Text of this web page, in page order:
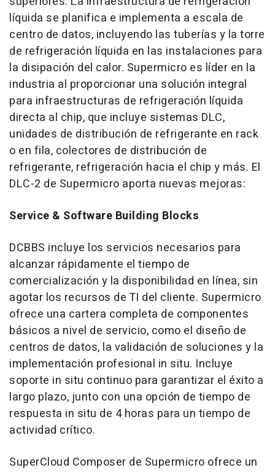
líquida se planifica e implementa a escala de
centro de datos, incluyendo las tuberías y la torre
de refrigeración líquida en las instalaciones para
la disipación del calor. Supermicro es líder en la
industria al proporcionar una solución integral
para infraestructuras de refrigeración líquida
directa al chip, que incluye sistemas DLC,
unidades de distribución de refrigerante en rack
o en fila, colectores de distribución de
refrigerante, refrigeración hacia el chip y más. El
DLC-2 de Supermicro aporta nuevas mejoras:
Service & Software Building Blocks
DCBBS incluye los servicios necesarios para
alcanzar rápidamente el tiempo de
comercialización y la disponibilidad en línea, sin
agotar los recursos de TI del cliente. Supermicro
ofrece una cartera completa de componentes
básicos a nivel de servicio, como el diseño de
centros de datos, la validación de soluciones y la
implementación profesional in situ. Incluye
soporte in situ continuo para garantizar el éxito a
largo plazo, junto con una opción de tiempo de
respuesta in situ de 4 horas para un tiempo de
actividad crítico.
SuperCloud Composer de Supermicro ofrece un